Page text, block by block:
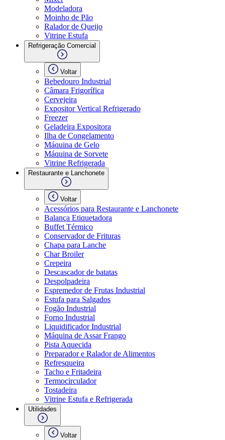
Modeladora
Moinho de Pão
Ralador de Queijo
Vitrine Estufa
Refrigeração Comercial
Voltar
Bebedouro Industrial
Câmara Frigorífica
Cervejeira
Expositor Vertical Refrigerado
Freezer
Geladeira Expositora
Ilha de Congelamento
Máquina de Gelo
Máquina de Sorvete
Vitrine Refrigerada
Restaurante e Lanchonete
Voltar
Acessórios para Restaurante e Lanchonete
Balança Etiquetadora
Buffet Térmico
Conservador de Frituras
Chapa para Lanche
Char Broiler
Crepeira
Descascador de batatas
Despolpadeira
Espremedor de Frutas Industrial
Estufa para Salgados
Fogão Industrial
Forno Industrial
Liquidificador Industrial
Máquina de Assar Frango
Pista Aquecida
Preparador e Ralador de Alimentos
Refresqueira
Tacho e Fritadeira
Termocirculador
Tostadeira
Vitrine Estufa e Refrigerada
Utilidades
Voltar